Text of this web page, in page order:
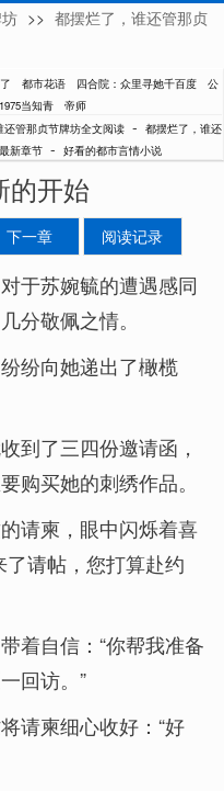
>> 都摆烂了，谁还管那贞
都市花语 四合院：众里寻她千百度
公
当知青
帝师
还管那贞节牌坊全文阅读 - 都摆烂了，谁还
新章节 - 好看的都市言情小说
的开始
下一章 阅读记录
于苏婉毓的遭遇感同
分敬佩之情。
纷向她递出了橄榄
到了三四份邀请函，
购买她的刺绣作品。
请柬，眼中闪烁着喜
请帖，您打算赴约
着自信：“你帮我准备
回访。”
请柬细心收好：“好